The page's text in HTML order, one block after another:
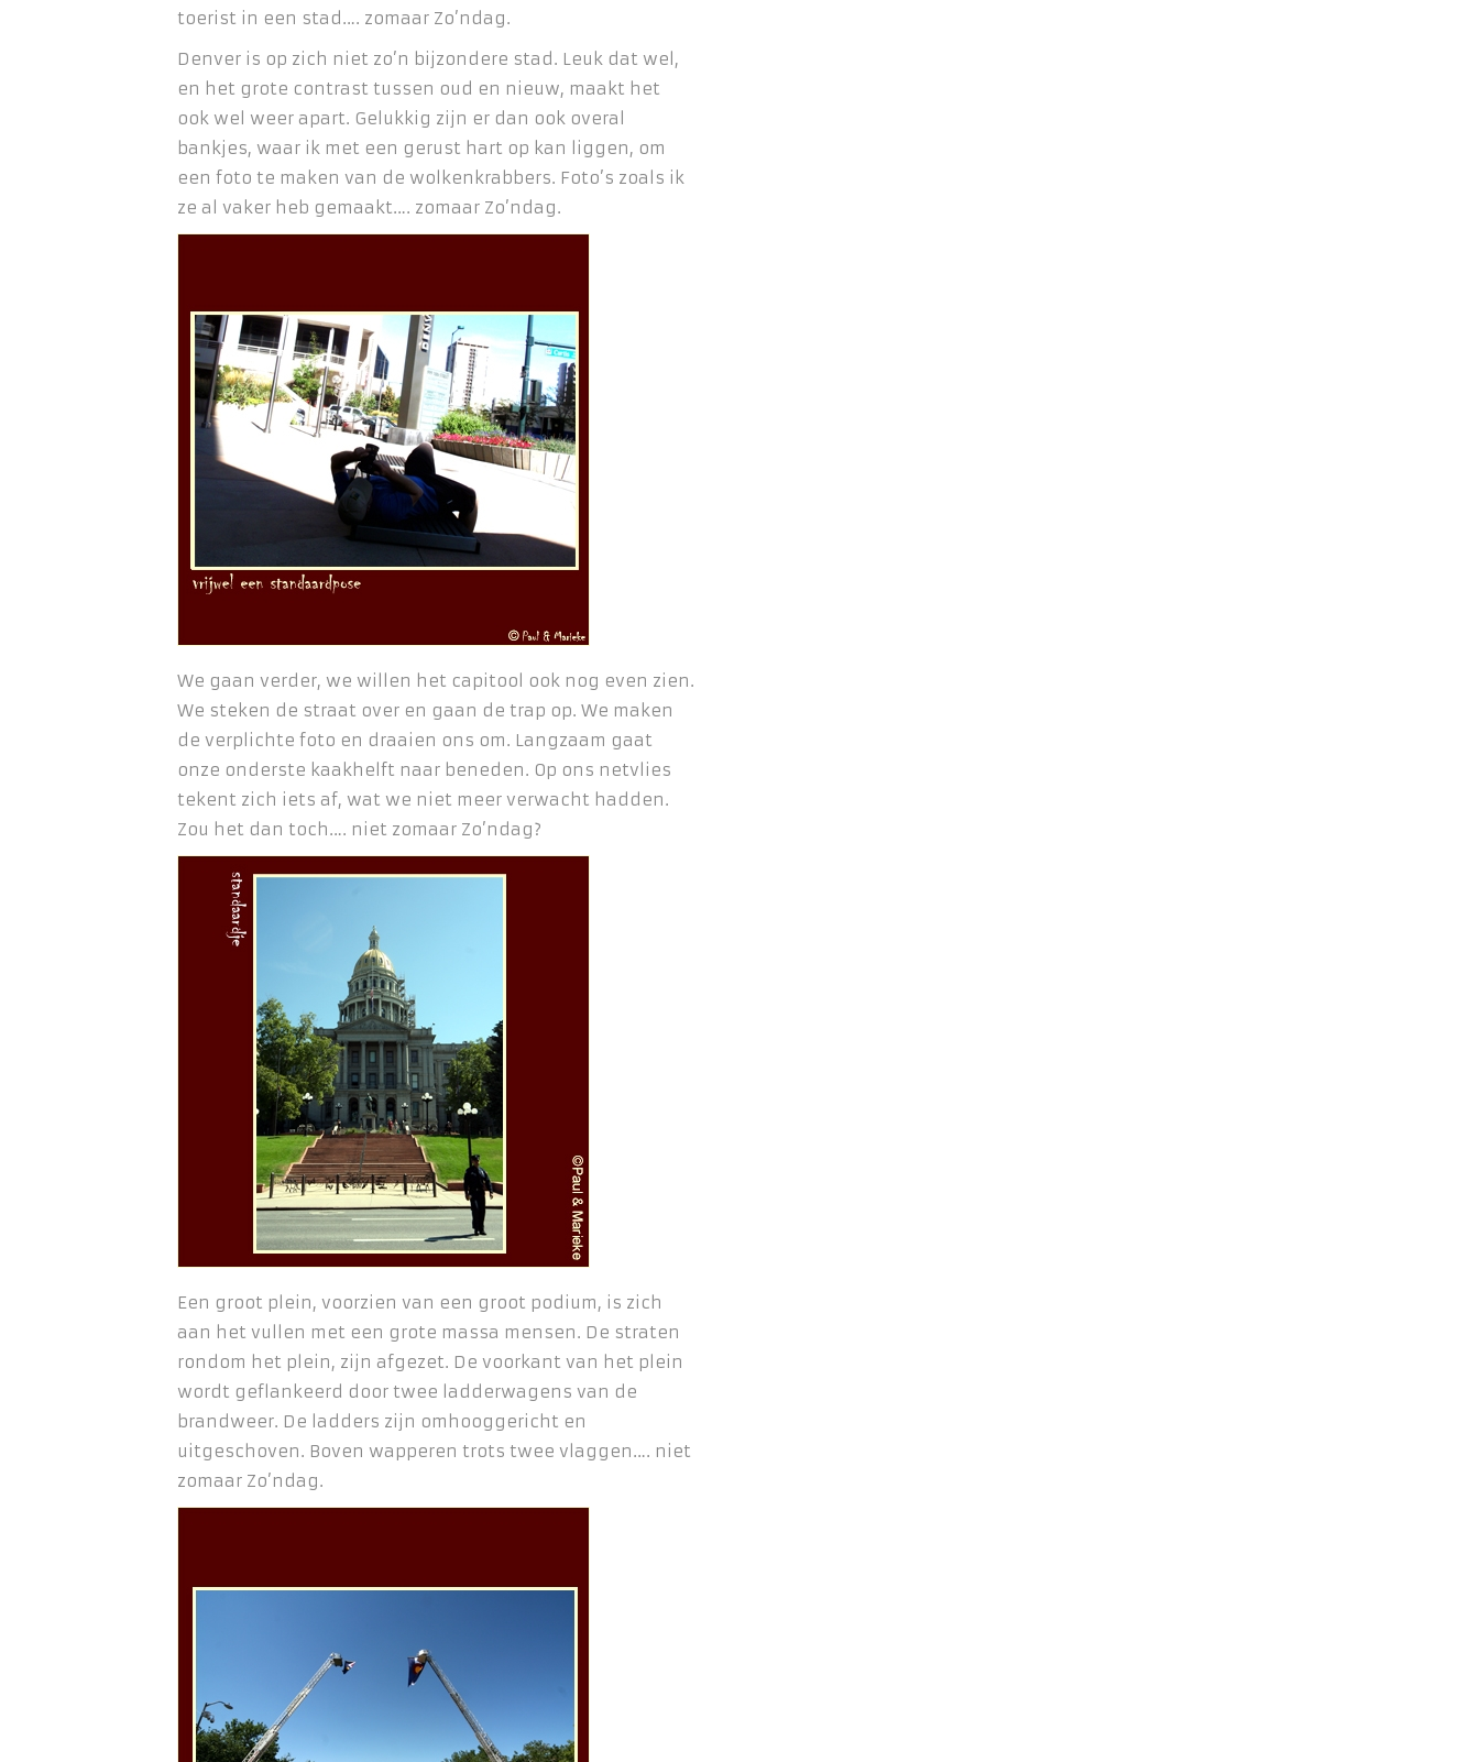
toerist in een stad…. zomaar Zo’ndag.
Denver is op zich niet zo’n bijzondere stad. Leuk dat wel,
en het grote contrast tussen oud en nieuw, maakt het
ook wel weer apart. Gelukkig zijn er dan ook overal
bankjes, waar ik met een gerust hart op kan liggen, om
een foto te maken van de wolkenkrabbers. Foto’s zoals ik
ze al vaker heb gemaakt…. zomaar Zo’ndag.
We gaan verder, we willen het capitool ook nog even zien.
We steken de straat over en gaan de trap op. We maken
de verplichte foto en draaien ons om. Langzaam gaat
onze onderste kaakhelft naar beneden. Op ons netvlies
tekent zich iets af, wat we niet meer verwacht hadden.
Zou het dan toch…. niet zomaar Zo’ndag?
Een groot plein, voorzien van een groot podium, is zich
aan het vullen met een grote massa mensen. De straten
rondom het plein, zijn afgezet. De voorkant van het plein
wordt geflankeerd door twee ladderwagens van de
brandweer. De ladders zijn omhooggericht en
uitgeschoven. Boven wapperen trots twee vlaggen…. niet
zomaar Zo’ndag.